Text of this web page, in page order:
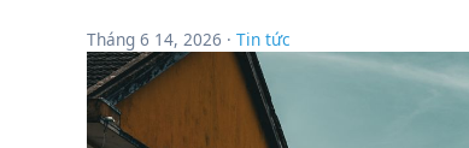
Tháng 6 14, 2026 · Tin tức